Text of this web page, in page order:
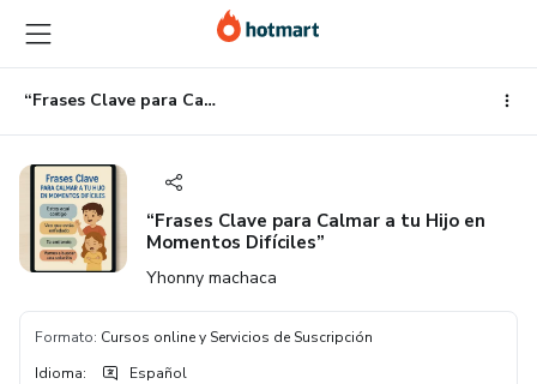
contenido
principal
la
página
de
pie
página
“Frases Clave para Calmar a tu Hijo en Momentos Difíciles”
“Frases Clave para Calmar a tu Hijo en
Momentos Difíciles”
Yhonny machaca
Formato: Cursos online y Servicios de Suscripción
Idioma: Español